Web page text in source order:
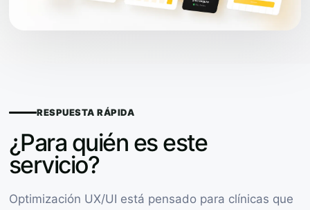
RESPUESTA RÁPIDA
¿Para quién es este
servicio?
Optimización UX/UI está pensado para clínicas que